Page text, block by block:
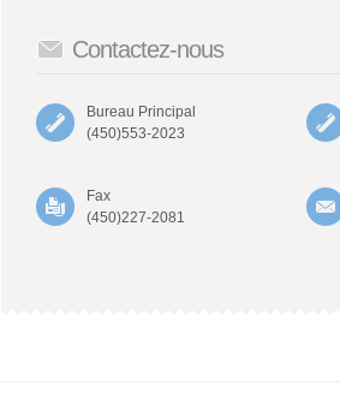
Contactez-nous
Bureau Principal
(450)553-2023
Fax
(450)227-2081